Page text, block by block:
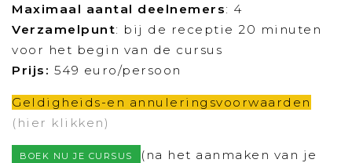
Maximaal aantal deelnemers: 4
Verzamelpunt: bij de receptie 20 minuten
voor het begin van de cursus
Prijs: 549 euro/persoon
Geldigheids-en annuleringsvoorwaarden
(hier klikken)
BOEK NU JE CURSUS
(na het aanmaken van je